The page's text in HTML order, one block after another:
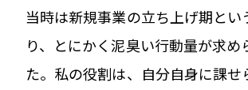
当時は新規事業の立ち上げ期とい
り、とにかく泥臭い行動量が求め
た。私の役割は、自分自身に課せ